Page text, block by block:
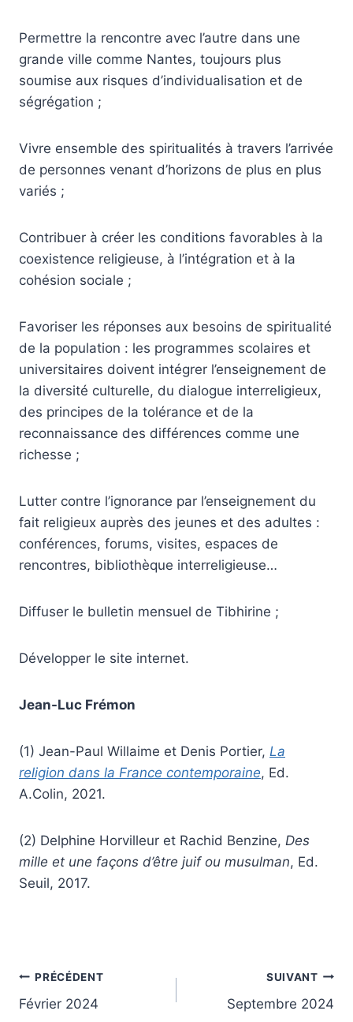
Permettre la rencontre avec l’autre dans une
grande ville comme Nantes, toujours plus
soumise aux risques d’individualisation et de
ségrégation ;
Vivre ensemble des spiritualités à travers l’arrivée
de personnes venant d’horizons de plus en plus
variés ;
Contribuer à créer les conditions favorables à la
coexistence religieuse, à l’intégration et à la
cohésion sociale ;
Favoriser les réponses aux besoins de spiritualité
de la population : les programmes scolaires et
universitaires doivent intégrer l’enseignement de
la diversité culturelle, du dialogue interreligieux,
des principes de la tolérance et de la
reconnaissance des différences comme une
richesse ;
Lutter contre l’ignorance par l’enseignement du
fait religieux auprès des jeunes et des adultes :
conférences, forums, visites, espaces de
rencontres, bibliothèque interreligieuse…
Diffuser le bulletin mensuel de Tibhirine ;
Développer le site internet.
Jean-Luc Frémon
(1) Jean-Paul Willaime et Denis Portier, La
religion dans la France contemporaine, Ed.
A.Colin, 2021.
(2) Delphine Horvilleur et Rachid Benzine, Des
mille et une façons d’être juif ou musulman, Ed.
Seuil, 2017.
Navigation
de
PRÉCÉDENT
Février 2024
SUIVANT
Septembre 2024